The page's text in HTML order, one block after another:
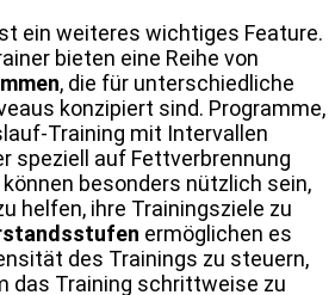
ein weiteres wichtiges Feature.
bieten eine Reihe von
, die für unterschiedliche
konzipiert sind. Programme,
Training mit Intervallen
speziell auf Fettverbrennung
besonders nützlich sein,
helfen, ihre Trainingsziele zu
ermöglichen es
des Trainings zu steuern,
das Training schrittweise zu